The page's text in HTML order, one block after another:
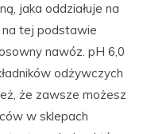
jaka oddziałuje na
na tej podstawie
nawóz. pH 6,0
odżywczych
że zawsze możesz
w sklepach